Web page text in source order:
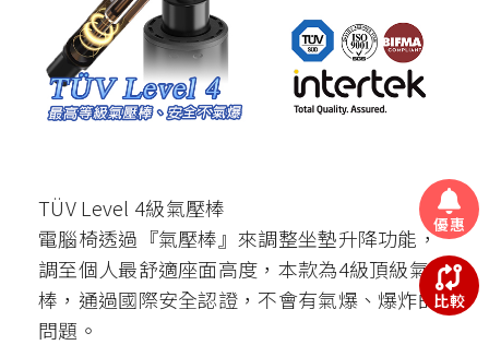
TÜV Level 4級氣壓棒
電腦椅透過『氣壓棒』來調整坐墊升降功能，
調至個人最舒適座面高度，本款為4級頂級氣壓
棒，通過國際安全認證，不會有氣爆、爆炸的
問題。
優惠
比較